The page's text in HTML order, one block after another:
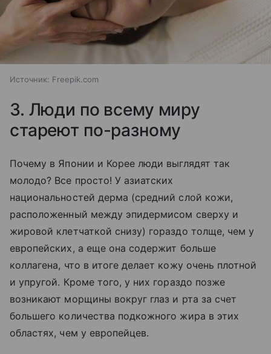
Источник: Freepik.com
3. Люди по всему миру
стареют по-разному
Почему в Японии и Корее люди выглядят так
молодо? Все просто! У азиатских
национальностей дерма (средний слой кожи,
расположенный между эпидермисом сверху и
жировой клетчаткой снизу) гораздо толще, чем у
европейских, а еще она содержит больше
коллагена, что в итоге делает кожу очень плотной
и упругой. Кроме того, у них гораздо позже
возникают морщины вокруг глаз и рта за счет
большего количества подкожного жира в этих
областях, чем у европейцев.